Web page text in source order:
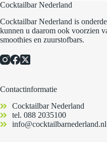
Cocktailbar Nederland
Cocktailbar Nederland is
kunnen u daarom ook voorzien
smoothies en zuurstofbars.
Contactinformatie
Cocktailbar Nederland
tel. 088 2035100
info@cocktailbarnederland.nl